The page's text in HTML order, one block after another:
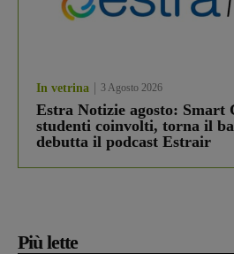
In vetrina 3 Agosto 2026
Estra Notizie agosto: Smart
studenti coinvolti, torna il
debutta il podcast Estrair
Più lette